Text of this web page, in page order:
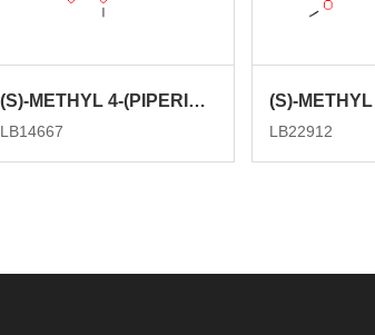
(S)-METHYL 4-(PIPERIDIN-2-YL)BENZOATE HYDROCHLORIDE
LB14667 LB22912